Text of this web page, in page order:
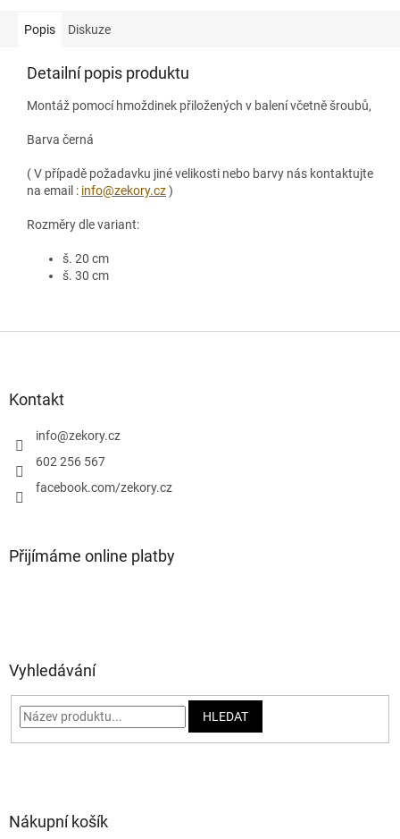
Popis Diskuze
Detailní popis produktu
Montáž pomocí hmoždinek přiložených v balení včetně šroubů,
Barva černá
( V případě požadavku jiné velikosti nebo barvy nás kontaktujte
na email : info@zekory.cz)
Rozměry dle variant:
š. 20 cm
š. 30 cm
Kontakt
info@zekory.cz
602 256 567
facebook.com/zekory.cz
Přijímáme online platby
Vyhledávání
HLEDAT
Nákupní košík